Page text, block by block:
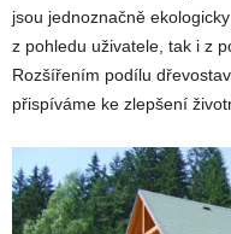
jsou jednoznačně
z pohledu uživatele, tak i z
Rozšířením podílu
přispíváme ke zlepšení